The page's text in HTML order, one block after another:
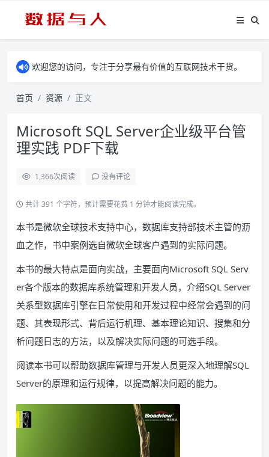
欢迎您的访问，专注于分享最有价值的互联网技术干货。
首页 资源 正文
Microsoft SQL Server企业级平台管
理实践 PDF下载
1,366次阅读 没有评论
共计 391 个字符，预计需要花费 1 分钟才能阅读完成。
本书是微软全球技术支持中心，数据库支持部技术主管的沥
血之作，书中案例选自微软全球客户遇到的实际问题。
本书的最大特点是面向实战，主要面向Microsoft SQL Serv
er各个版本的数据库系统管理和开发人员，介绍SQL Server
关系型数据库引擎在日常使用和开发过程中经常会遇到的问
题、其表现形式、背后运行机理、基本理论知识、搜集和分
析问题日志的方法，以及解决实际问题的可选手段。
阅读本书可以帮助数据库管理与开发人员更深入地理解SQL
Server的原理和运行规律，以提高解决问题的能力。